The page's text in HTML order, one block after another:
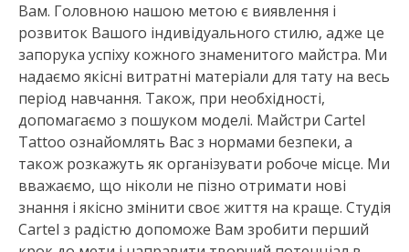
Вам. Головною нашою метою є виявлення і
розвиток Вашого індивідуального стилю, адже це
запорука успіху кожного знаменитого майстра. Ми
надаємо якісні витратні матеріали для тату на весь
період навчання. Також, при необхідності,
допомагаємо з пошуком моделі. Майстри Cartel
Tattoo ознайомлять Вас з нормами безпеки, а
також розкажуть як організувати робоче місце. Ми
вважаємо, що ніколи не пізно отримати нові
знання і якісно змінити своє життя на краще. Студія
Cartel з радістю допоможе Вам зробити перший